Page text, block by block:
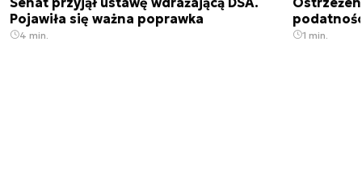
Pojawiła się ważna poprawka
4 min. 1 min.